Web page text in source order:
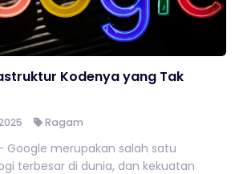
Kodenya yang Tak
Ragam
Google merupakan salah satu
terbesar di dunia, dan kekuatan